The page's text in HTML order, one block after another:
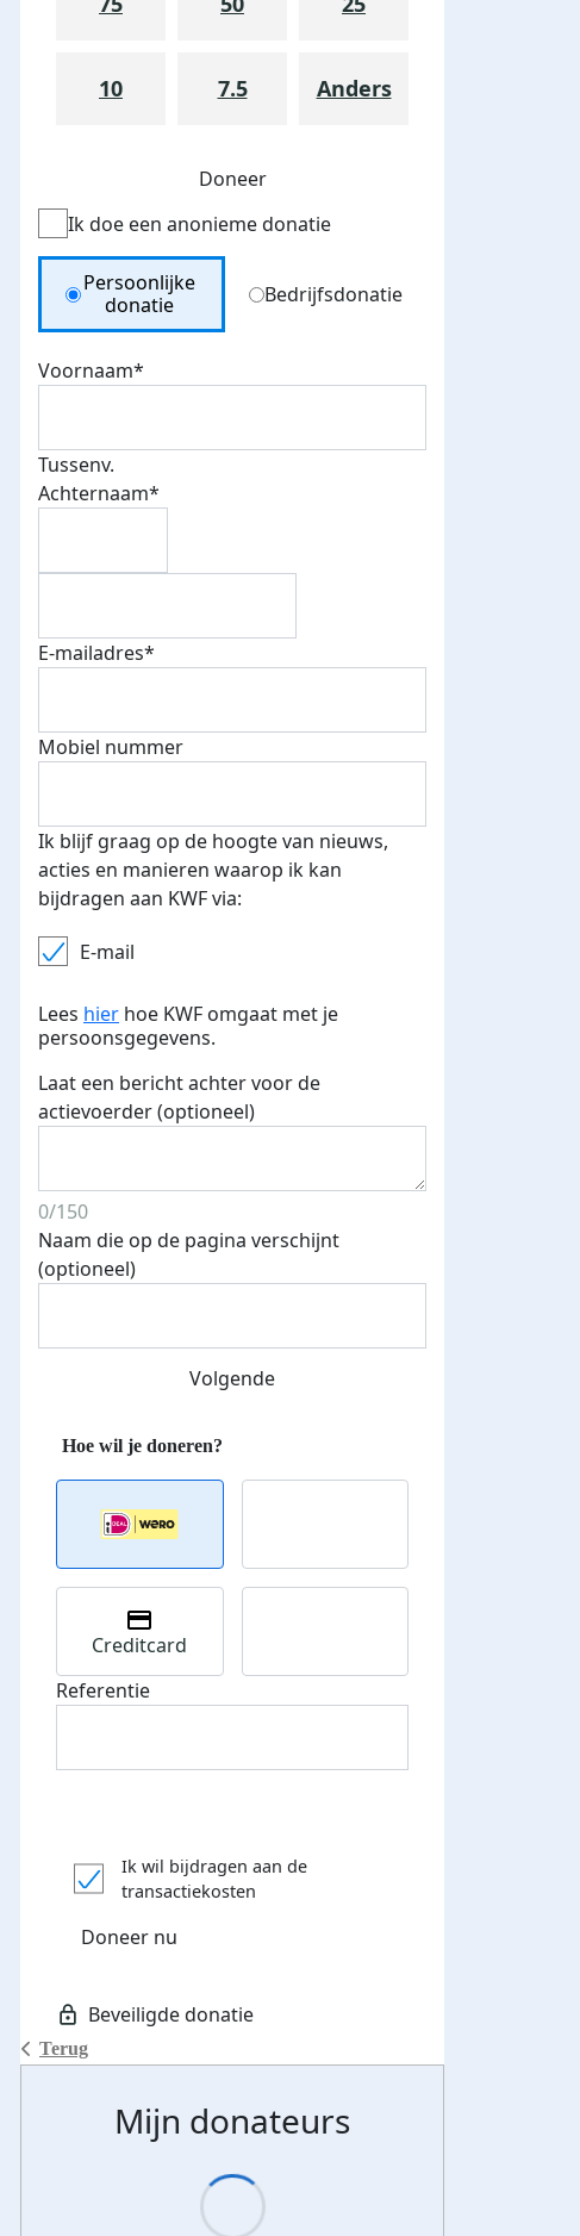
E-mails verstuurd
Streefbedrag verhoogd
Top fondsenwerver
10 7.5 Anders
Doneer
Ik doe een anonieme donatie
Donation Type
Persoonlijke
donatie
Bedrijfsdonatie
Voornaam*
Tussenv.
Achternaam*
E-mailadres*
Mobiel nummer
Ik blijf graag op de hoogte van nieuws,
acties en manieren waarop ik kan
bijdragen aan KWF via:
E-mail
Lees hier hoe KWF omgaat met je
persoonsgegevens.
Laat een bericht achter voor de
actievoerder (optioneel)
0/150
Naam die op de pagina verschijnt
(optioneel)
Volgende
Terug
Creditcard
Referentie
Ik wil bijdragen aan de
transactiekosten
Doneer nu
Mijn donateurs